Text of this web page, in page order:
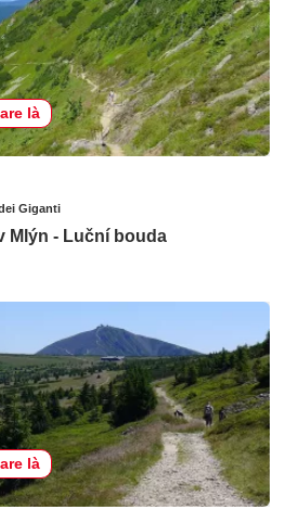
là
Giganti
Mlýn - Luční bouda
là